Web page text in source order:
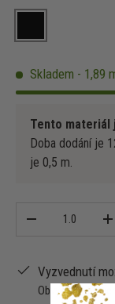
Black
Skladem - 1,89
Tento materiál
Doba dodání je
je 0,5 m.
+
Vyzvednutí
Obvykle